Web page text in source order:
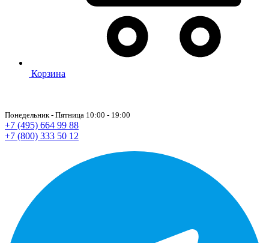
Корзина
Понедельник - Пятница 10:00 - 19:00
+7 (495) 664 99 88
+7 (800) 333 50 12